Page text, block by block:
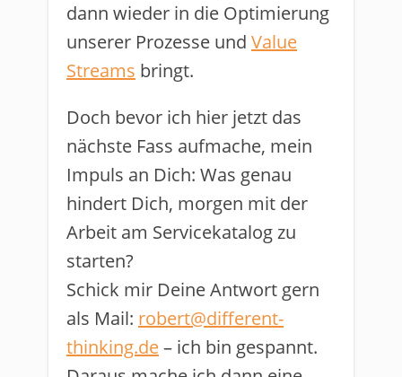
dann wieder in die Optimierung
unserer Prozesse und Value
Streams bringt.
Doch bevor ich hier jetzt das
nächste Fass aufmache, mein
Impuls an Dich: Was genau
hindert Dich, morgen mit der
Arbeit am Servicekatalog zu
starten?
Schick mir Deine Antwort gern
als Mail: robert@different-
thinking.de– ich bin gespannt.